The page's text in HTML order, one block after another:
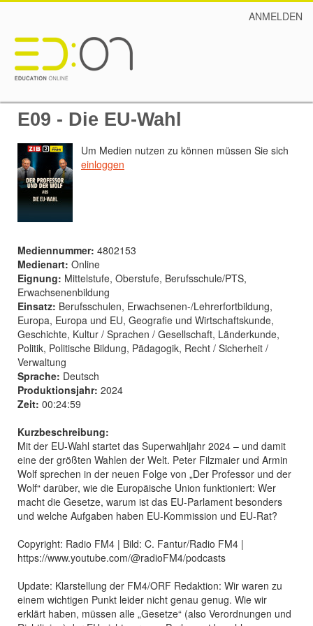
ANMELDEN
E09 - Die EU-Wahl
Um Medien nutzen zu können müssen Sie sich
einloggen
Mediennummer: 4802153
Medienart: Online
Eignung: Mittelstufe, Oberstufe, Berufsschule/PTS,
Erwachsenenbildung
Einsatz: Berufsschulen, Erwachsenen-/Lehrerfortbildung,
Europa, Europa und EU, Geografie und Wirtschaftskunde,
Geschichte, Kultur / Sprachen / Gesellschaft, Länderkunde,
Politik, Politische Bildung, Pädagogik, Recht / Sicherheit /
Verwaltung
Sprache: Deutsch
Produktionsjahr: 2024
Zeit: 00:24:59
Kurzbeschreibung:
Mit der EU-Wahl startet das Superwahljahr 2024 – und damit
eine der größten Wahlen der Welt. Peter Filzmaier und Armin
Wolf sprechen in der neuen Folge von „Der Professor und der
Wolf“ darüber, wie die Europäische Union funktioniert: Wer
macht die Gesetze, warum ist das EU-Parlament besonders
und welche Aufgaben haben EU-Kommission und EU-Rat?
Copyright: Radio FM4 | Bild: C. Fantur/Radio FM4 |
https://www.youtube.com/@radioFM4/podcasts
Update: Klarstellung der FM4/ORF Redaktion: Wir waren zu
einem wichtigen Punkt leider nicht genau genug. Wie wir
erklärt haben, müssen alle „Gesetze“ (also Verordnungen und